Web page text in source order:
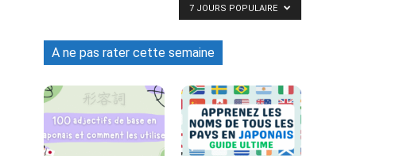
7 JOURS POPULAIRE
A ne pas rater cette semaine